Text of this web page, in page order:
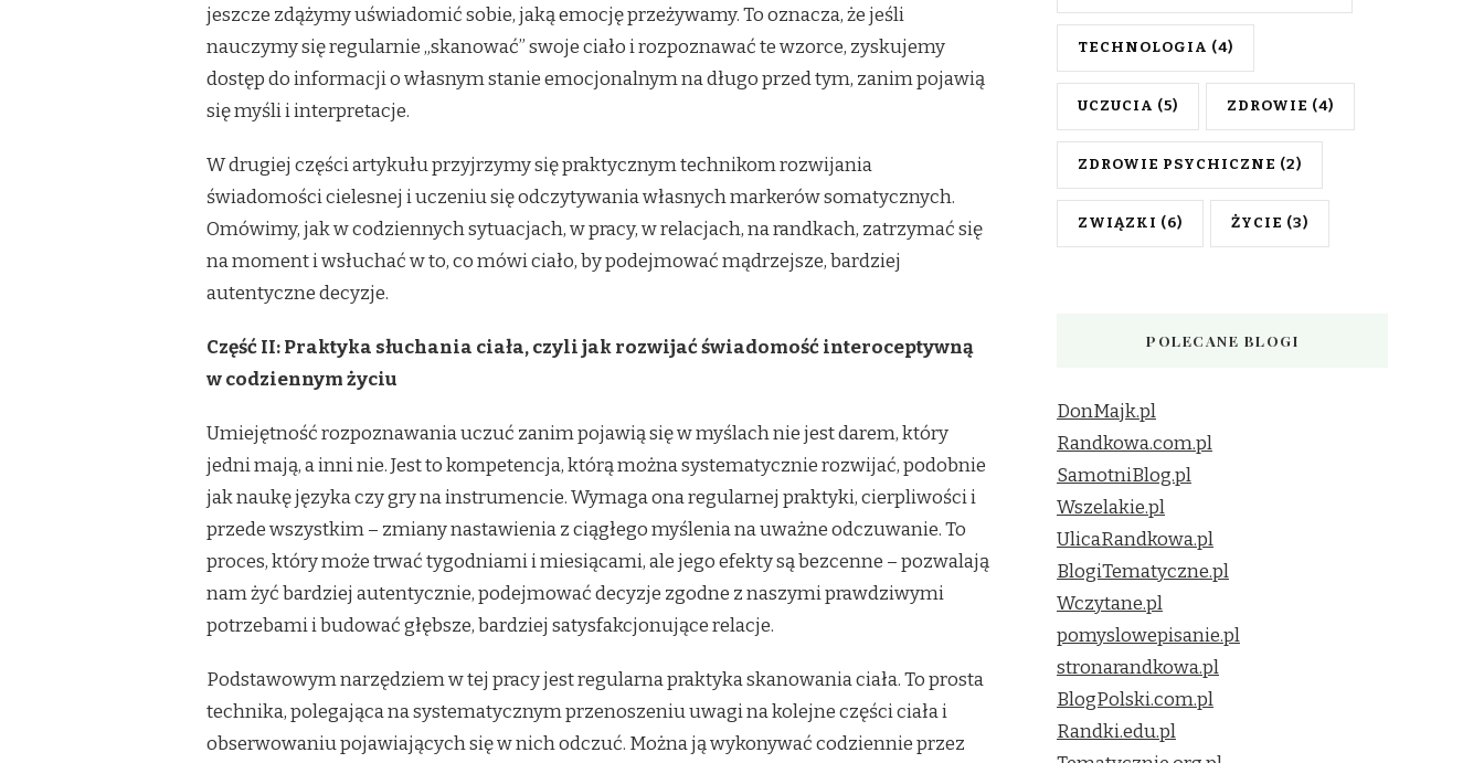
jeszcze zdążymy uświadomić sobie, jaką emocję przeżywamy. To oznacza, że jeśli
nauczymy się regularnie „skanować” swoje ciało i rozpoznawać te wzorce, zyskujemy
dostęp do informacji o własnym stanie emocjonalnym na długo przed tym, zanim pojawią
się myśli i interpretacje.
W drugiej części artykułu przyjrzymy się praktycznym technikom rozwijania
świadomości cielesnej i uczeniu się odczytywania własnych markerów somatycznych.
Omówimy, jak w codziennych sytuacjach, w pracy, w relacjach, na randkach, zatrzymać się
na moment i wsłuchać w to, co mówi ciało, by podejmować mądrzejsze, bardziej
autentyczne decyzje.
Część II: Praktyka słuchania ciała, czyli jak rozwijać świadomość interoceptywną
w codziennym życiu
Umiejętność rozpoznawania uczuć zanim pojawią się w myślach nie jest darem, który
jedni mają, a inni nie. Jest to kompetencja, którą można systematycznie rozwijać, podobnie
jak naukę języka czy gry na instrumencie. Wymaga ona regularnej praktyki, cierpliwości i
przede wszystkim – zmiany nastawienia z ciągłego myślenia na uważne odczuwanie. To
proces, który może trwać tygodniami i miesiącami, ale jego efekty są bezcenne – pozwalają
nam żyć bardziej autentycznie, podejmować decyzje zgodne z naszymi prawdziwymi
potrzebami i budować głębsze, bardziej satysfakcjonujące relacje.
Podstawowym narzędziem w tej pracy jest regularna praktyka skanowania ciała. To prosta
technika, polegająca na systematycznym przenoszeniu uwagi na kolejne części ciała i
obserwowaniu pojawiających się w nich odczuć. Można ją wykonywać codziennie przez
TECHNOLOGIA (4)
UCZUCIA (5) ZDROWIE (4)
ZDROWIE PSYCHICZNE (2)
ZWIĄZKI (6) ŻYCIE (3)
POLECANE BLOGI
DonMajk.pl
Randkowa.com.pl
SamotniBlog.pl
Wszelakie.pl
UlicaRandkowa.pl
BlogiTematyczne.pl
Wczytane.pl
pomyslowepisanie.pl
stronarandkowa.pl
BlogPolski.com.pl
Randki.edu.pl